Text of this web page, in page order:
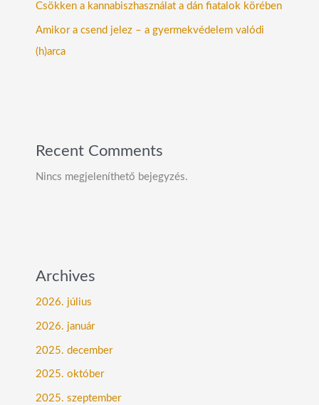
Csökken a kannabiszhasználat a dán fiatalok körében
Amikor a csend jelez – a gyermekvédelem valódi
(h)arca
Recent Comments
Nincs megjeleníthető bejegyzés.
Archives
2026. július
2026. január
2025. december
2025. október
2025. szeptember